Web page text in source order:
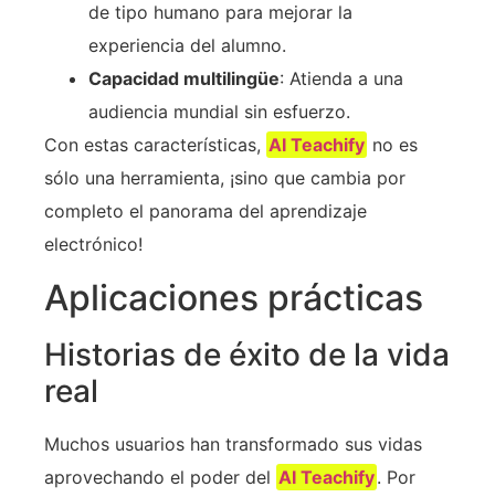
de tipo humano para mejorar la
experiencia del alumno.
Capacidad multilingüe: Atienda a una
audiencia mundial sin esfuerzo.
Con estas características, AI Teachify no es
sólo una herramienta, ¡sino que cambia por
completo el panorama del aprendizaje
electrónico!
Aplicaciones prácticas
Historias de éxito de la vida
real
Muchos usuarios han transformado sus vidas
aprovechando el poder del AI Teachify. Por